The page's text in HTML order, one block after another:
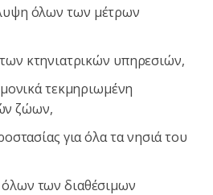
όλων των μέτρων
κτηνιατρικών υπηρεσιών,
τεκμηριωμένη
ζώων,
για όλα τα νησιά του
όλων των διαθέσιμων